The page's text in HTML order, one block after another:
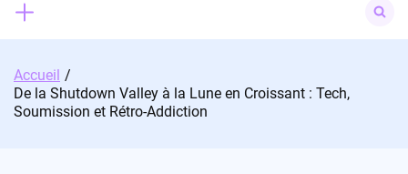
for:
Accueil
De la Shutdown Valley à la Lune en Croissant : Tech,
Soumission et Rétro-Addiction